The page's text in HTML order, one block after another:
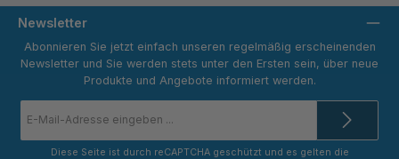
Newsletter
Abonnieren Sie jetzt einfach unseren regelmäßig erscheinenden
Newsletter und Sie werden stets unter den Ersten sein, über neue
Produkte und Angebote informiert werden.
Mail-
*
Diese Seite ist durch reCAPTCHA geschützt und es gelten die